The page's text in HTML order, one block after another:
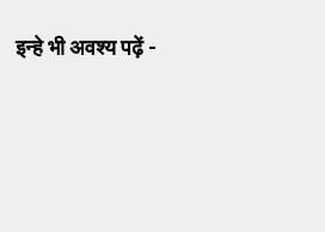
इन्हे भी अवश्य पढ़ें -